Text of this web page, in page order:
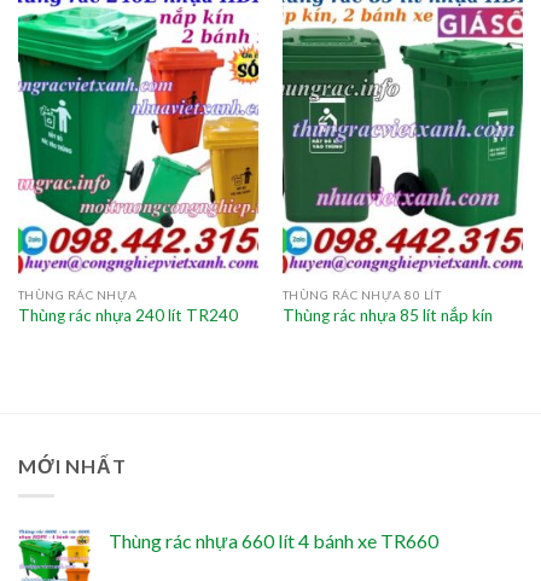
THÙNG RÁC NHỰA
Thùng rác nhựa 240 lít TR240
THÙNG RÁC NHỰA 80 LÍT
Thùng rác nhựa 85 lít nắp kín
MỚI NHẤT
Thùng rác nhựa 660 lít 4 bánh xe TR660